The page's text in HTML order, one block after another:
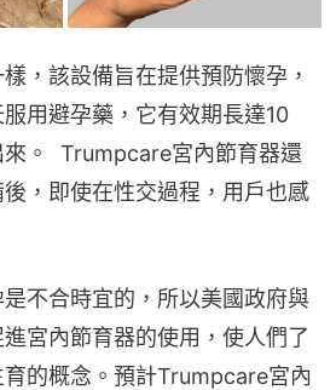
，該設備旨在提供預防懷孕，
用避孕藥，它有效期長達10
。  Trumpcare宮內節育器還
，即使在性交過程，用戶也感
不合時宜的，所以美國政府與
宮內節育器的使用，使人們了
的概念。預計Trumpcare宮內